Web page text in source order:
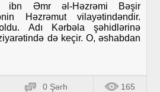
ibn Əmr əl-Həzrəmi Bəşir
Həzrəmut vilayətindəndir.
Adı Kərbəla şəhidlərinə
də keçir. O, əshabdan
0 Şərh 165